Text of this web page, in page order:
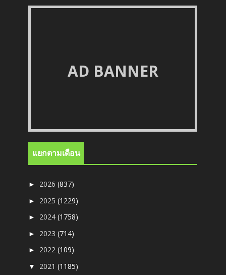
AD BANNER
แยกตามเดือน
► 2026(837)
► 2025(1229)
► 2024(1758)
► 2023(714)
► 2022(109)
▼ 2021(1185)